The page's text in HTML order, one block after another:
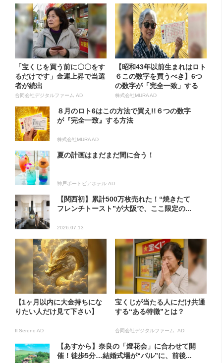
「宝くじを買う前に〇〇をす
るだけです」金運上昇で当選
者が続出
合同会社デジタルファーム AD
【昭和43年以前生まれはロト
６この数字を買うべき】6つ
の数字が「完全一致」する
方...
株式会社MURA AD
８月のロト6はこの方法で買え!!６つの数字
が『完全一致』する方法
株式会社MURA AD
夏の計画はまだまだ間に合う！
神戸ポートピアホテル AD
【関西初】累計500万枚売れた！“焼きたて
フレンチトースト”が大阪で、ここ限定の...
2026.07.13
【1ヶ月以内に大金持ちにな
りたい人だけ見て下さい】
Il Sereno AD
宝くじが当たる人にだけ共通
する“ある特徴”とは？
合同会社デジタルファーム AD
【あすから】奈良の「燈花会」に合わせて開
催！徒歩5分…結婚式場が“バル”に、前後...